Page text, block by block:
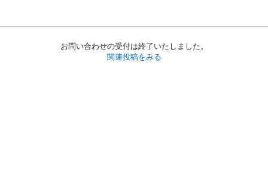
お問い合わせの受付は終了いたしました。
関連投稿をみる